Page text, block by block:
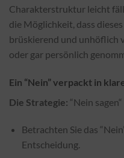
Charakterstruktur leicht
die Möglichkeit, dass
brüskierend und unhöflich
oder gar persönlich
Ein “Nein” verpackt in
Die Strategie: “Nein sagen“
Betrachten Sie das
Entscheidung.